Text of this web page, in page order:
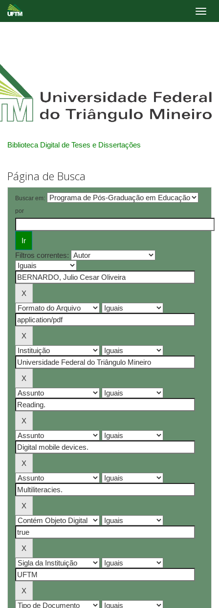
Biblioteca Digital de Teses e Dissertações
Página de Busca
Buscar em:
por
Filtros correntes: